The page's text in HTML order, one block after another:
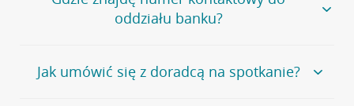
stronęPlacówki i bankomaty, na której znajduje się
wygodna wyszukiwarka.
oddziałów
oddziału banku?
Bank Credit Agricole nie udostępnia ogólnego numeru
telefonu do placówki bankowej.
Jak umówić się z doradcą na spotkanie?